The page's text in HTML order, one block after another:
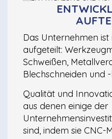
Das Unternehmen
aufgeteilt:
Schweißen,
Blechschneiden und
Qualität und
aus denen einige der
sind, indem sie CNC-